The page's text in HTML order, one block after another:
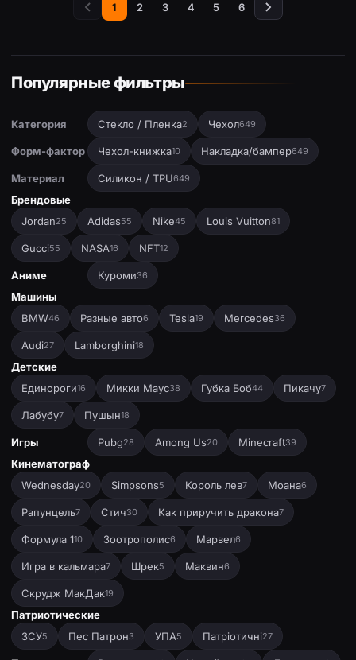
1
2 3 4 5 6
Популярные фильтры
Категория Стекло / Пленка2 Чехол649
Форм-фактор Чехол-книжка10 Накладка/бампер649
Материал Силикон / TPU649
Брендовые
Jordan25 Adidas55 Nike45 Louis Vuitton81
Gucci55 NASA16 NFT12
Аниме Куроми36
Машины
BMW46 Разные авто6 Tesla19 Mercedes36
Audi27 Lamborghini18
Детские
Единороги16 Микки Маус38 Губка Боб44 Пикачу7
Лабубу7 Пушын18
Игры Pubg28 Among Us20 Minecraft39
Кинематограф
Wednesday20 Simpsons5 Король лев7 Моана6
Рапунцель7 Стич30 Как приручить дракона7
Формула 110 Зоотрополис6 Марвел6
Игра в кальмара7 Шрек5 Маквин6
Скрудж МакДак19
Патриотические
ЗСУ5 Пес Патрон3 УПА5 Патріотичні27